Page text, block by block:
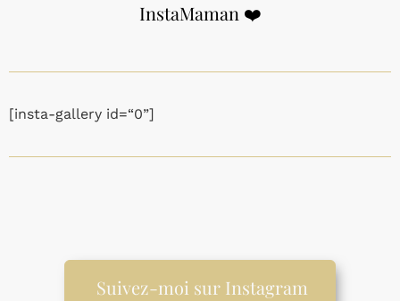
InstaMaman ❤️
[insta-gallery id=“0”]
Suivez-moi sur Instagram